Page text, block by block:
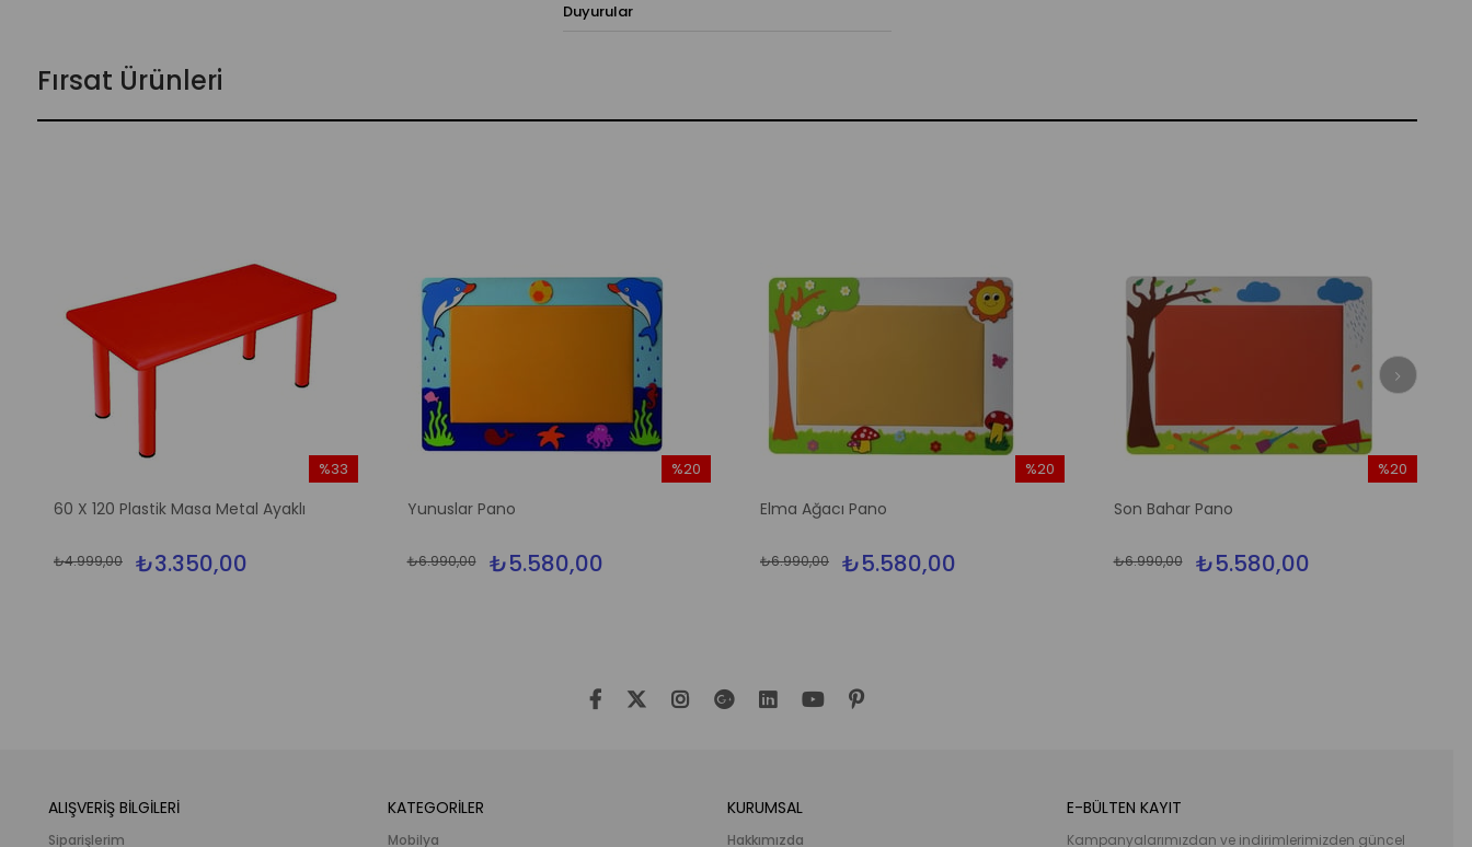
Duyurular
Fırsat Ürünleri
60 X 120 Plastik Masa Metal Ayaklı
₺3.350,00
₺4.999,00
%33
Yunuslar Pano
₺5.580,00
₺6.990,00
%20
Elma Ağacı Pano
₺5.580,00
₺6.990,00
%20
Son Bahar Pano
₺5.580,00
₺6.990,00
%20
ALIŞVERİŞ BİLGİLERİ
Siparişlerim
KATEGORİLER
Mobilya
KURUMSAL
Hakkımızda
E-BÜLTEN KAYIT
Kampanyalarımızdan ve indirimlerimizden güncel